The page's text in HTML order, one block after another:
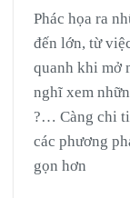
Phác họa ra
đến lớn, từ
quanh khi mở
nghĩ xem
?… Càng chi
các phương
gọn hơn